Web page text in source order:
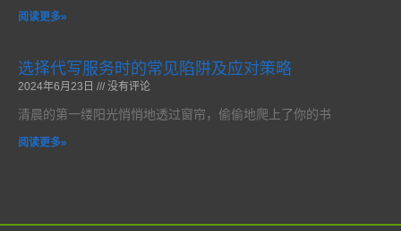
阅读更多»
选择代写服务时的常见陷阱及应对策略
2024年6月23日 没有评论
清晨的第一缕阳光悄悄地透过窗帘，偷偷地爬上了你的书
阅读更多»